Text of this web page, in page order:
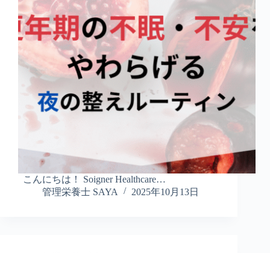
こんにちは！ Soigner Healthcare…
管理栄養士 SAYA
2025年10月13日